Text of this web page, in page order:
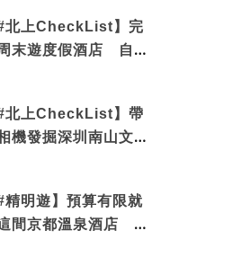
#北上CheckList】完
末遊度假酒店 自帶
#北上CheckList】帶
相機發掘深圳南山文藝
#精明遊】預算有限就
間京都溫泉酒店 車